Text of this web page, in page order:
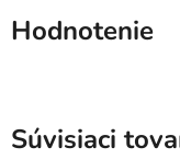
Hodnotenie
Súvisiaci